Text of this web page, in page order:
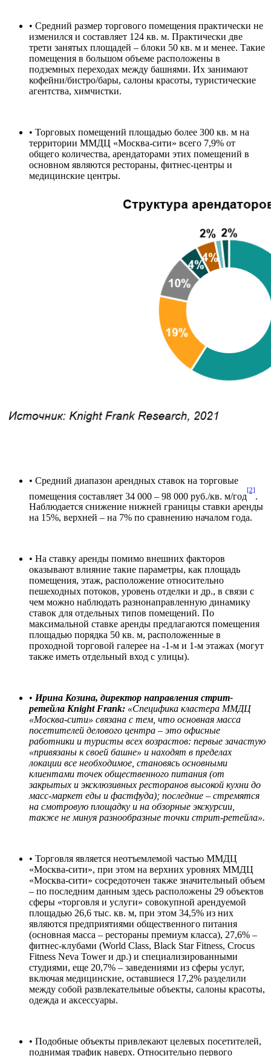
• Средний размер торгового помещения практически не
изменился и составляет 124 кв. м. Практически две
трети занятых площадей – блоки 50 кв. м и менее. Такие
помещения в большом объеме расположены в
подземных переходах между башнями. Их занимают
кофейни/бистро/бары, салоны красоты, туристические
агентства, химчистки.
• Торговых помещений площадью более 300 кв. м на
территории ММДЦ «Москва-сити» всего 7,9% от
общего количества, арендаторами этих помещений в
основном являются рестораны, фитнес-центры и
медицинские центры.
• Средний диапазон арендных ставок на торговые
помещения составляет 34 000 – 98 000 руб./кв. м/год
[2]
.
Наблюдается снижение нижней границы ставки аренды
на 15%, верхней – на 7% по сравнению началом года.
• На ставку аренды помимо внешних факторов
оказывают влияние такие параметры, как площадь
помещения, этаж, расположение относительно
пешеходных потоков, уровень отделки и др., в связи с
чем можно наблюдать разнонаправленную динамику
ставок для отдельных типов помещений. По
максимальной ставке аренды предлагаются помещения
площадью порядка 50 кв. м, расположенные в
проходной торговой галерее на -1-м и 1-м этажах (могут
также иметь отдельный вход с улицы).
• Ирина Козина, директор направления стрит-
ретейла Knight Frank: «Специфика кластера ММДЦ
«Москва-сити» связана с тем, что основная масса
посетителей делового центра – это офисные
работники и туристы всех возрастов: первые зачастую
«привязаны к своей башне» и находят в пределах
локации все необходимое, становясь основными
клиентами точек общественного питания (от
закрытых и эксклюзивных ресторанов высокой кухни до
масс-маркет еды и фастфуда); последние – стремятся
на смотровую площадку и на обзорные экскурсии,
также не минуя разнообразные точки стрит-ретейла».
• Торговля является неотъемлемой частью ММДЦ
«Москва-сити», при этом на верхних уровнях ММДЦ
«Москва-сити» сосредоточен также значительный объем
– по последним данным здесь расположены 29 объектов
сферы «торговля и услуги» совокупной арендуемой
площадью 26,6 тыс. кв. м, при этом 34,5% из них
являются предприятиями общественного питания
(основная масса – рестораны премиум класса), 27,6% –
фитнес-клубами (World Class, Black Star Fitness, Crocus
Fitness Neva Tower и др.) и специализированными
студиями, еще 20,7% – заведениями из сферы услуг,
включая медицинские, оставшиеся 17,2% разделили
между собой развлекательные объекты, салоны красоты,
одежда и аксессуары.
• Подобные объекты привлекают целевых посетителей,
поднимая трафик наверх. Относительно первого